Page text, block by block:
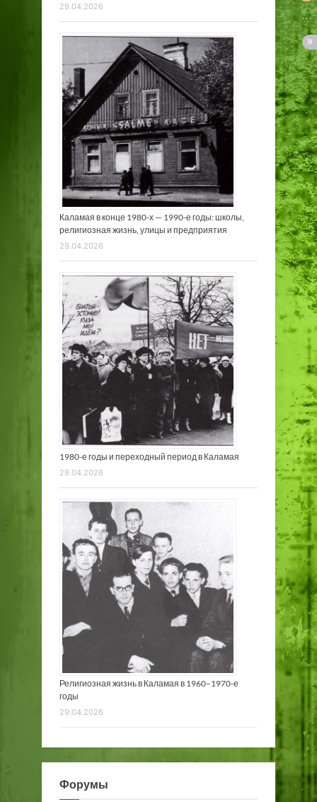
29.04.2026
Каламая в конце 1980-х — 1990-е годы: школы,
религиозная жизнь, улицы и предприятия
29.04.2026
1980-е годы и переходный период в Каламая
29.04.2026
Религиозная жизнь в Каламая в 1960–1970-е
годы
29.04.2026
Форумы